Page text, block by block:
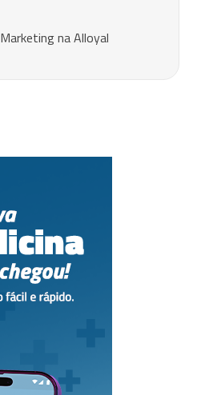
Marketing na Alloyal